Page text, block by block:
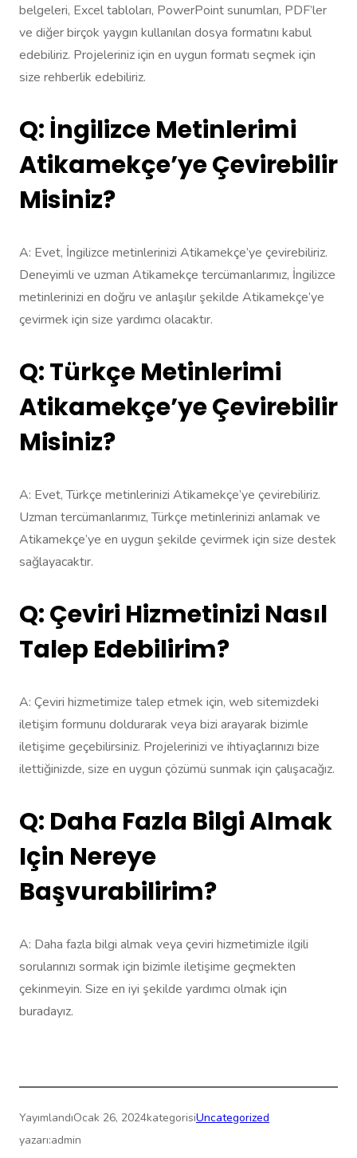
belgeleri, Excel tabloları, PowerPoint sunumları, PDF’ler
ve diğer birçok yaygın kullanılan dosya formatını kabul
edebiliriz. Projeleriniz için en uygun formatı seçmek için
size rehberlik edebiliriz.
Q: İngilizce Metinlerimi
Atikamekçe’ye Çevirebilir
Misiniz?
A: Evet, İngilizce metinlerinizi Atikamekçe’ye çevirebiliriz.
Deneyimli ve uzman Atikamekçe tercümanlarımız, İngilizce
metinlerinizi en doğru ve anlaşılır şekilde Atikamekçe’ye
çevirmek için size yardımcı olacaktır.
Q: Türkçe Metinlerimi
Atikamekçe’ye Çevirebilir
Misiniz?
A: Evet, Türkçe metinlerinizi Atikamekçe’ye çevirebiliriz.
Uzman tercümanlarımız, Türkçe metinlerinizi anlamak ve
Atikamekçe’ye en uygun şekilde çevirmek için size destek
sağlayacaktır.
Q: Çeviri Hizmetinizi Nasıl
Talep Edebilirim?
A: Çeviri hizmetimize talep etmek için, web sitemizdeki
iletişim formunu doldurarak veya bizi arayarak bizimle
iletişime geçebilirsiniz. Projelerinizi ve ihtiyaçlarınızı bize
ilettiğinizde, size en uygun çözümü sunmak için çalışacağız.
Q: Daha Fazla Bilgi Almak
Için Nereye
Başvurabilirim?
A: Daha fazla bilgi almak veya çeviri hizmetimizle ilgili
sorularınızı sormak için bizimle iletişime geçmekten
çekinmeyin. Size en iyi şekilde yardımcı olmak için
buradayız.
YayımlandıOcak 26, 2024kategorisiUncategorized
yazarı:admin